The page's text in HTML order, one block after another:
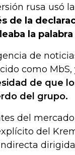
rusa usó
de la
la
de
como
de que
del grupo.
del
del